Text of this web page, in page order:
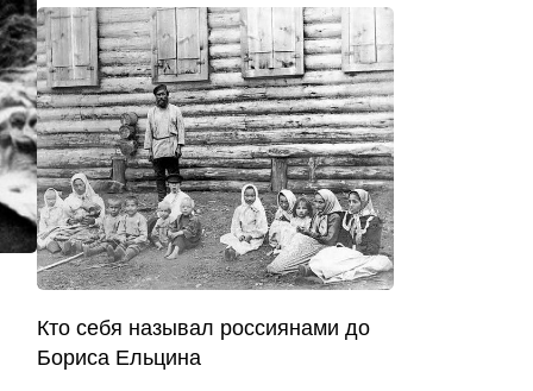
Кто себя называл россиянами до
Бориса Ельцина